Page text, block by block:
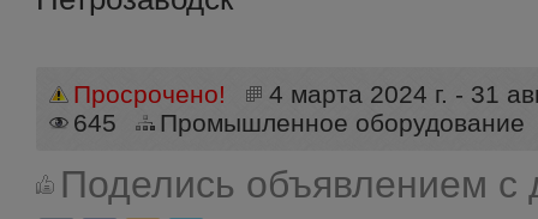
Просрочено!
4 марта 2024 г. - 31
645
Промышленное оборудование
Поделись объявлением с